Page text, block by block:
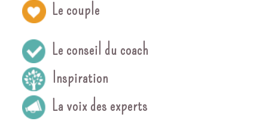
Le couple
Le conseil du coach
Inspiration
La voix des experts